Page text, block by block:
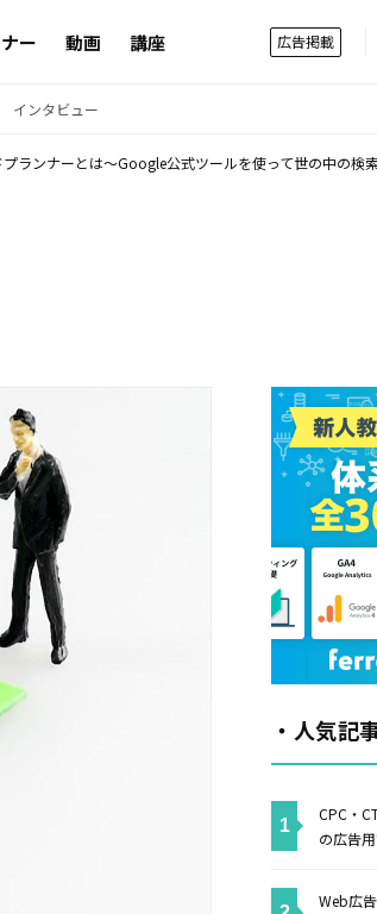
ー 動画 講座 広告掲載
インタビュー
ランナーとは〜Google公式ツールを使って世の中の検
・人気記
CPC・
の広告
Web広